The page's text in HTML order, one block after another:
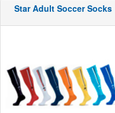
Star Adult Soccer Socks